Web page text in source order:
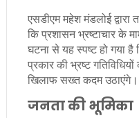
एसडीएम महेश मंडलोई द्वारा
कि प्रशासन भ्रष्टाचार के
घटना से यह स्पष्ट हो गया है
प्रकार की भ्रष्ट
खिलाफ सख्त कदम उठाएंगे।
जनता की भूमिका